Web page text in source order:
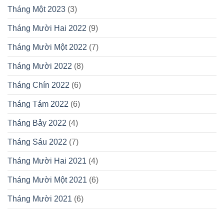
Tháng Một 2023 (3)
Tháng Mười Hai 2022 (9)
Tháng Mười Một 2022 (7)
Tháng Mười 2022 (8)
Tháng Chín 2022 (6)
Tháng Tám 2022 (6)
Tháng Bảy 2022 (4)
Tháng Sáu 2022 (7)
Tháng Mười Hai 2021 (4)
Tháng Mười Một 2021 (6)
Tháng Mười 2021 (6)